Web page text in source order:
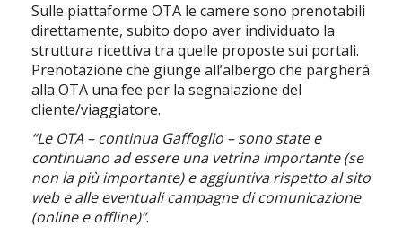
Sulle piattaforme OTA le camere sono prenotabili
direttamente, subito dopo aver individuato la
struttura ricettiva tra quelle proposte sui portali.
Prenotazione che giunge all’albergo che pargherà
alla OTA una fee per la segnalazione del
cliente/viaggiatore.
“Le OTA – continua Gaffoglio – sono state e
continuano ad essere una vetrina importante (se
non la più importante) e aggiuntiva rispetto al sito
web e alle eventuali campagne di comunicazione
(online e offline)”.